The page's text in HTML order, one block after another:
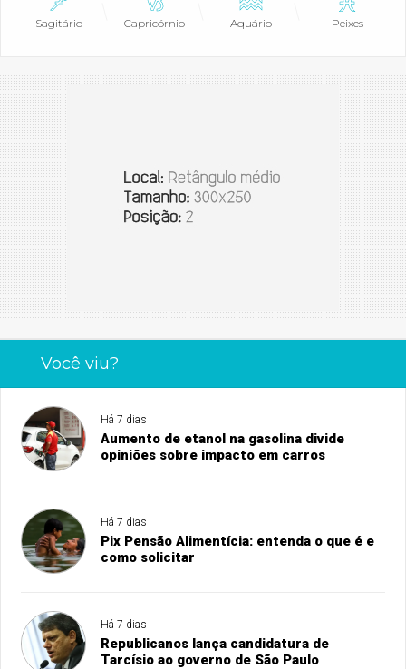
Sagitário Capricórnio Aquário Peixes
Você viu?
Há 7 dias
Aumento de etanol na gasolina divide
opiniões sobre impacto em carros
Há 7 dias
Pix Pensão Alimentícia: entenda o que é e
como solicitar
Há 7 dias
Republicanos lança candidatura de
Tarcísio ao governo de São Paulo